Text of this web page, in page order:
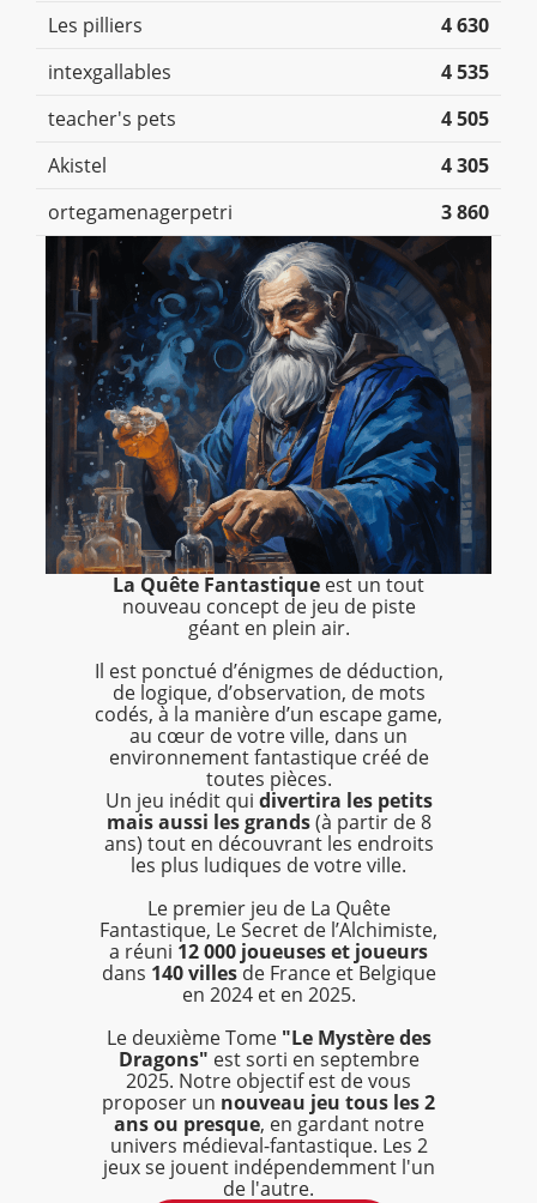
Les pilliers
4 630
intexgallables
4 535
teacher's pets
4 505
Akistel
4 305
ortegamenagerpetri
3 860
La Quête Fantastique est un tout
nouveau concept de jeu de piste
géant en plein air.
Il est ponctué d’énigmes de déduction,
de logique, d’observation, de mots
codés, à la manière d’un escape game,
au cœur de votre ville, dans un
environnement fantastique créé de
toutes pièces.
Un jeu inédit qui divertira les petits
mais aussi les grands(à partir de 8
ans) tout en découvrant les endroits
les plus ludiques de votre ville.
Le premier jeu de La Quête
Fantastique, Le Secret de l’Alchimiste,
a réuni 12 000 joueuses et joueurs
dans 140 villesde France et Belgique
en 2024 et en 2025.
Le deuxième Tome "Le Mystère des
Dragons" est sorti en septembre
2025. Notre objectif est de vous
proposer un nouveau jeu tous les 2
ans ou presque, en gardant notre
univers médieval-fantastique. Les 2
jeux se jouent indépendemment l'un
de l'autre.